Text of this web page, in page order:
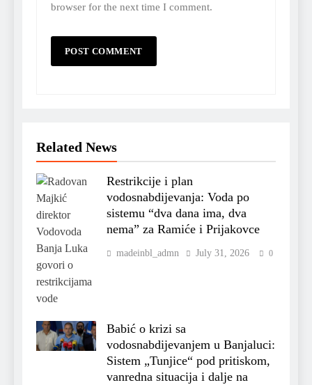
browser for the next time I comment.
Related News
Restrikcije i plan
vodosnabdijevanja: Voda po
sistemu “dva dana ima, dva
nema” za Ramiće i Prijakovce
madeinbl_admn July 31, 2026 0
Babić o krizi sa
vodosnabdijevanjem u Banjaluci:
Sistem „Tunjice“ pod pritiskom,
vanredna situacija i dalje na